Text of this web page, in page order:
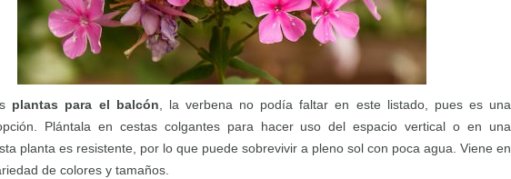
plantas para el balcón , la verbena no podía faltar en este listado, pues es una
Plántala en cestas colgantes para hacer uso del espacio vertical o en una
planta es resistente, por lo que puede sobrevivir a pleno sol con poca agua. Viene en
de colores y tamaños.